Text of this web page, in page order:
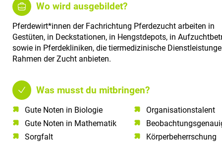
Wo wird ausgebildet?
Pferdewirt*innen der Fachrichtung Pferdezucht arbeiten in
Gestüten, in Deckstationen, in Hengstdepots, in
sowie in Pferdekliniken, die tiermedizinische
Rahmen der Zucht anbieten.
Was musst du mitbringen?
Gute Noten in Biologie​
Gute Noten in Mathematik​
Sorgfalt​
Organisationstalent
Körperbeherrschung